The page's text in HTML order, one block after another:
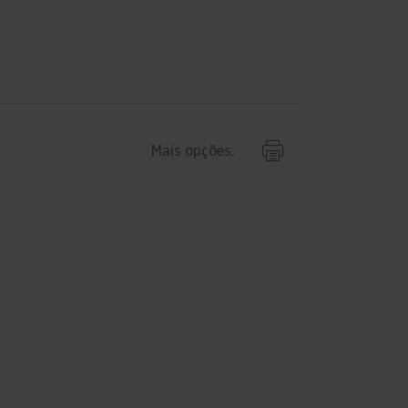
Mais opções: